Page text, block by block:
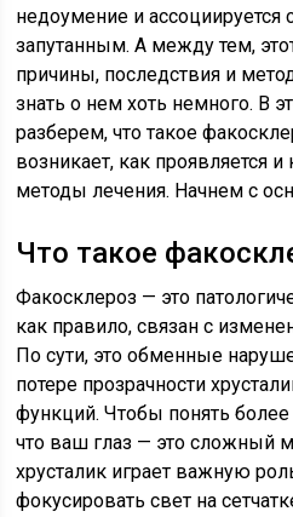
недоумение и
запутанным. А между тем,
причины, последствия и
знать о нем хоть немного. В
разберем, что такое
возникает, как проявляется
методы лечения. Начнем с
Что такое
Факосклероз — это
как правило, связан с
По сути, это обменные
потере прозрачности
функций. Чтобы понять
что ваш глаз — это сложный
хрусталик играет важную
фокусировать свет на